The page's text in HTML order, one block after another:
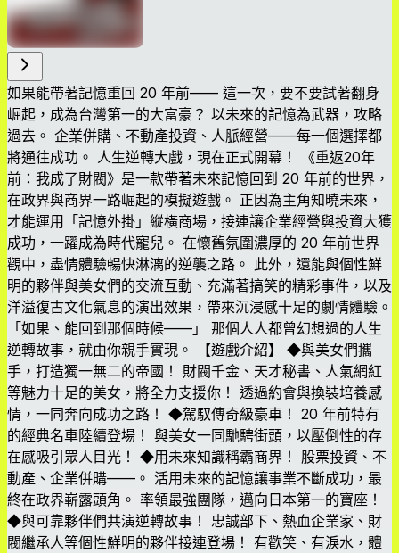
如果能帶著記憶重回 20 年前—— 這一次，要不要試著翻身
崛起，成為台灣第一的大富豪？ 以未來的記憶為武器，攻略
過去。 企業併購、不動產投資、人脈經營——每一個選擇都
將通往成功。 人生逆轉大戲，現在正式開幕！ 《重返20年
前：我成了財閥》是一款帶著未來記憶回到 20 年前的世界，
在政界與商界一路崛起的模擬遊戲。 正因為主角知曉未來，
才能運用「記憶外掛」縱橫商場，接連讓企業經營與投資大獲
成功，一躍成為時代寵兒。 在懷舊氛圍濃厚的 20 年前世界
觀中，盡情體驗暢快淋漓的逆襲之路。 此外，還能與個性鮮
明的夥伴與美女們的交流互動、充滿著搞笑的精彩事件，以及
洋溢復古文化氣息的演出效果，帶來沉浸感十足的劇情體驗。
「如果、能回到那個時候——」 那個人人都曾幻想過的人生
逆轉故事，就由你親手實現。 【遊戲介紹】 ◆與美女們攜
手，打造獨一無二的帝國！ 財閥千金、天才秘書、人氣網紅
等魅力十足的美女，將全力支援你！ 透過約會與換裝培養感
情，一同奔向成功之路！ ◆駕馭傳奇級豪車！ 20 年前特有
的經典名車陸續登場！ 與美女一同馳騁街頭，以壓倒性的存
在感吸引眾人目光！ ◆用未來知識稱霸商界！ 股票投資、不
動產、企業併購——。 活用未來的記憶讓事業不斷成功，最
終在政界嶄露頭角。 率領最強團隊，邁向日本第一的寶座！
◆與可靠夥伴們共演逆轉故事！ 忠誠部下、熱血企業家、財
閥繼承人等個性鮮明的夥伴接連登場！ 有歡笑、有淚水，體